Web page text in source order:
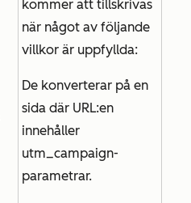
kommer att tillskrivas
när något av följande
villkor är uppfyllda:
De konverterar på en
sida där URL:en
innehåller
utm_campaign-
parametrar.